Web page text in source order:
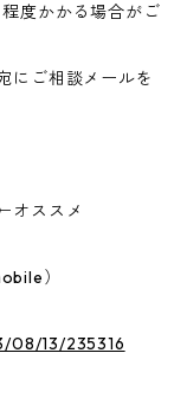
度かかる場合がご
にご相談メールを
オススメ
）
13/235316